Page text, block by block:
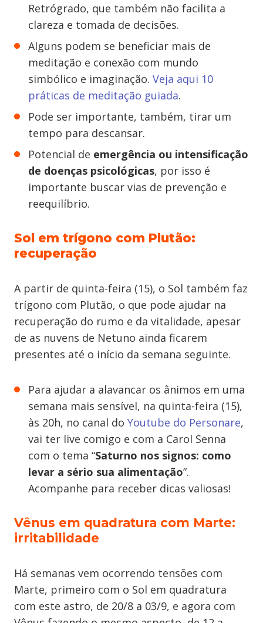
Retrógrado, que também não facilita a
clareza e tomada de decisões.
Alguns podem se beneficiar mais de
meditação e conexão com mundo
simbólico e imaginação. Veja aqui 10
práticas de meditação guiada.
Pode ser importante, também, tirar um
tempo para descansar.
Potencial de emergência ou intensificação
de doenças psicológicas, por isso é
importante buscar vias de prevenção e
reequilíbrio.
Sol em trígono com Plutão:
recuperação
A partir de quinta-feira (15), o Sol também faz
trígono com Plutão, o que pode ajudar na
recuperação do rumo e da vitalidade, apesar
de as nuvens de Netuno ainda ficarem
presentes até o início da semana seguinte.
Para ajudar a alavancar os ânimos em uma
semana mais sensível, na quinta-feira (15),
às 20h, no canal do Youtube do Personare,
vai ter live comigo e com a Carol Senna
com o tema “Saturno nos signos: como
levar a sério sua alimentação”.
Acompanhe para receber dicas valiosas!
Vênus em quadratura com Marte:
irritabilidade
Há semanas vem ocorrendo tensões com
Marte, primeiro com o Sol em quadratura
com este astro, de 20/8 a 03/9, e agora com